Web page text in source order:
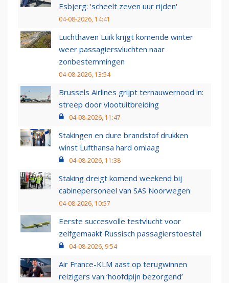
Esbjerg: 'scheelt zeven uur rijden'
04-08-2026, 14:41
Luchthaven Luik krijgt komende winter
weer passagiersvluchten naar
zonbestemmingen
04-08-2026, 13:54
Brussels Airlines grijpt ternauwernood in:
streep door vlootuitbreiding
04-08-2026, 11:47
Stakingen en dure brandstof drukken
winst Lufthansa hard omlaag
04-08-2026, 11:38
Staking dreigt komend weekend bij
cabinepersoneel van SAS Noorwegen
04-08-2026, 10:57
Eerste succesvolle testvlucht voor
zelfgemaakt Russisch passagierstoestel
04-08-2026, 9:54
Air France-KLM aast op terugwinnen
reizigers van ‘hoofdpijn bezorgend’